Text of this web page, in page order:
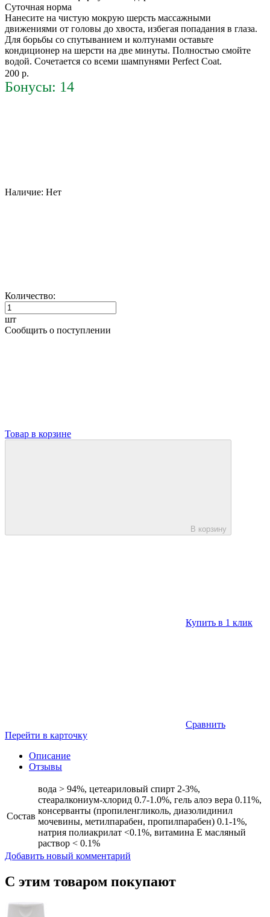
Суточная норма
Нанесите на чистую мокрую шерсть массажными
движениями от головы до хвоста, избегая попадания в глаза.
Для борьбы со спутыванием и колтунами оставьте
кондиционер на шерсти на две минуты. Полностью смойте
водой. Сочетается со всеми шампунями Perfect Coat.
200 р.
Бонусы: 14
Наличие: Нет
Количество:
шт
Сообщить о поступлении
Товар в корзине
В корзину
Купить в 1 клик
Сравнить
Перейти в карточку
Описание
Отзывы
Состав
вода > 94%, цетеариловый спирт 2-3%,
стеаралкониум-хлорид 0.7-1.0%, гель алоэ вера 0.11%,
консерванты (пропиленгликоль, диазолидинил
мочевины, метилпарабен, пропилпарабен) 0.1-1%,
натрия полиакрилат <0.1%, витамина Е масляный
раствор < 0.1%
Добавить новый комментарий
С этим товаром покупают